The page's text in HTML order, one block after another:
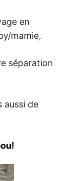
en
mamie,
séparation
aussi de